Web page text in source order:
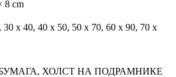
8 cm
30 х 40, 40 х 50, 50 х 70, 60 х 90, 70 х
ХОЛСТ НА ПОДРАМНИКЕ